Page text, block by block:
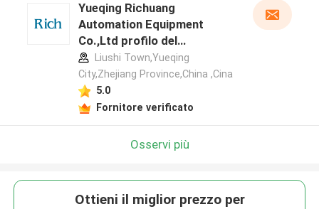
Yueqing Richuang
Automation Equipment
Co.,Ltd profilo del
produttore
Liushi Town,Yueqing
City,Zhejiang Province,China ,Cina
5.0
Fornitore verificato
Osservi più
Ottieni il miglior prezzo per